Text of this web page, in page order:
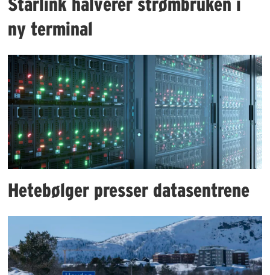
ny terminal
Hetebølger presser datasentrene